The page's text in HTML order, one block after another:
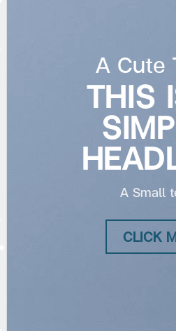
A Cute
THIS
A Small
CLICK